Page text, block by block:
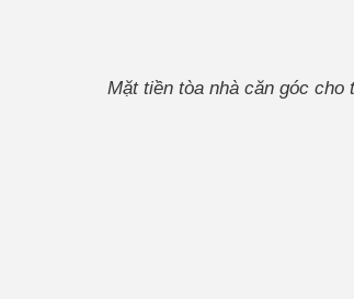
Mặt tiền tòa nhà căn góc cho